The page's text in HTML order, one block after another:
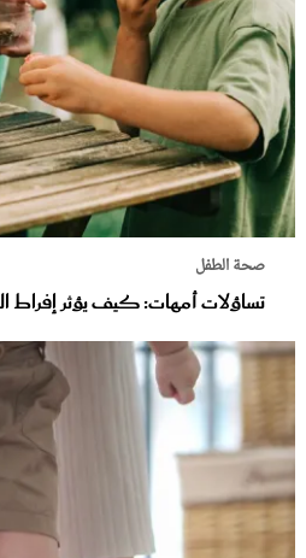
صحة الطفل
تساؤلات أمهات: كيف يؤثر